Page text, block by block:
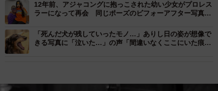
12年前、アジャコングに抱っこされた幼い少女がプロレス
ラーになって再会 同じポーズのビフォーアフター写真が
「死んだ犬が残していったモノ…」ありし日の姿が想像で
きる写真に「泣いた…」の声「間違いなくここにいた痕